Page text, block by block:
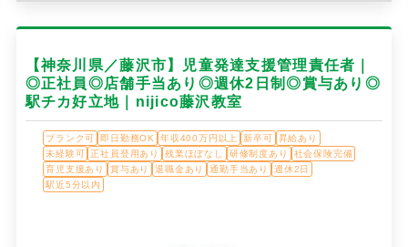
【神奈川県／藤沢市】児童発達支援管理責任者｜
◎正社員◎店舗手当あり◎週休2日制◎賞与あり◎
駅チカ好立地｜nijico藤沢教室
ブランク可 即日勤務OK 年収400万円以上 新卒可
昇給あり
未経験可 正社員登用あり 残業ほぼなし 研修制度あり
社会保険完備
育児支援あり
賞与あり 退職金あり 通勤手当あり
週休2日
駅近5分以内